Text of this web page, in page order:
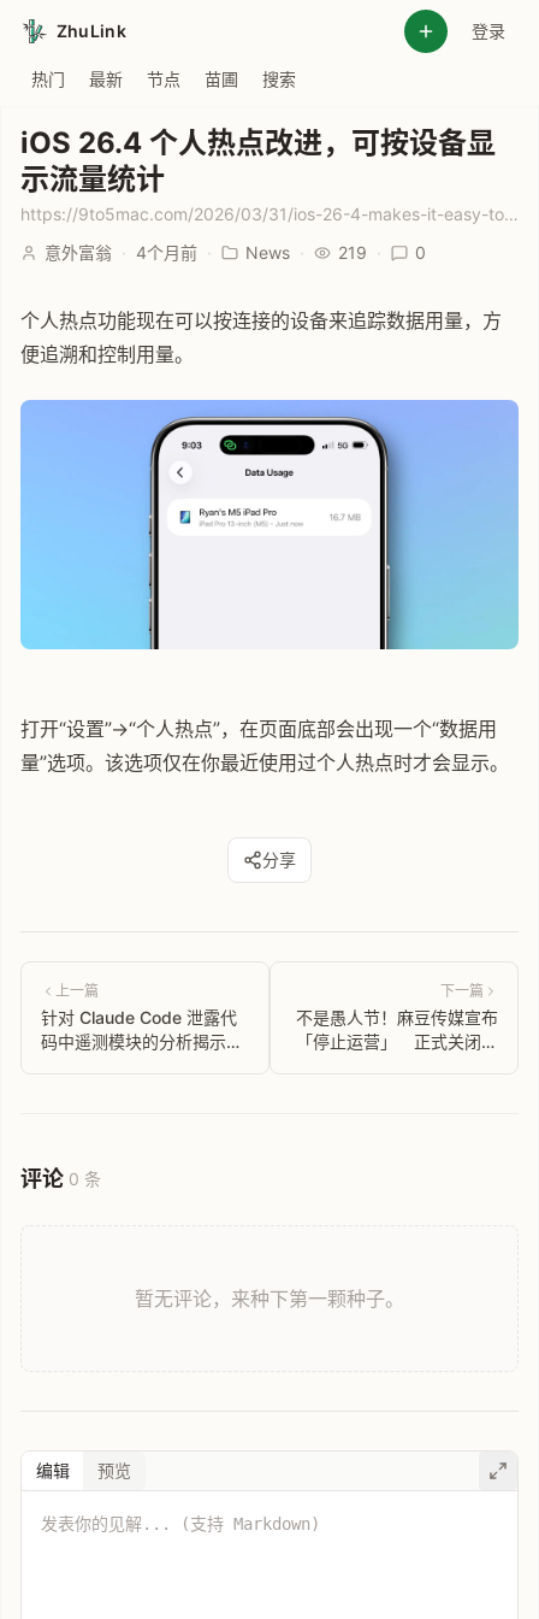
ZhuLink 登录
热门 最新 节点 苗圃 搜索
iOS 26.4 个人热点改进，可按设备显
示流量统计
https://9to5mac.com/2026/03/31/ios-26-4-makes-it-easy-to-see-whos-using-your-personal-hotspot/
意外富翁 · 4个月前 · News · 219 · 0
个人热点功能现在可以按连接的设备来追踪数据用量，方
便追溯和控制用量。
打开“设置”→“个人热点”，在页面底部会出现一个“数据用
量”选项。该选项仅在你最近使用过个人热点时才会显示。
分享
上一篇
针对 Claude Code 泄露代
码中遥测模块的分析揭示了
下一篇
不是愚人节！麻豆传媒宣布
「停止运营」 正式关闭相
评论 0 条
暂无评论，来种下第一颗种子。
编辑 预览